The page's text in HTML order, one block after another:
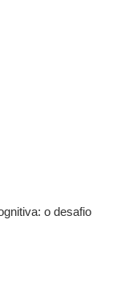
o desafio